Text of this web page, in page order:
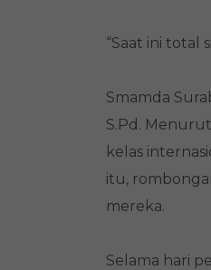
“Saat ini total
Smamda
S.Pd.
kelas
itu,
mereka.
Selama hari